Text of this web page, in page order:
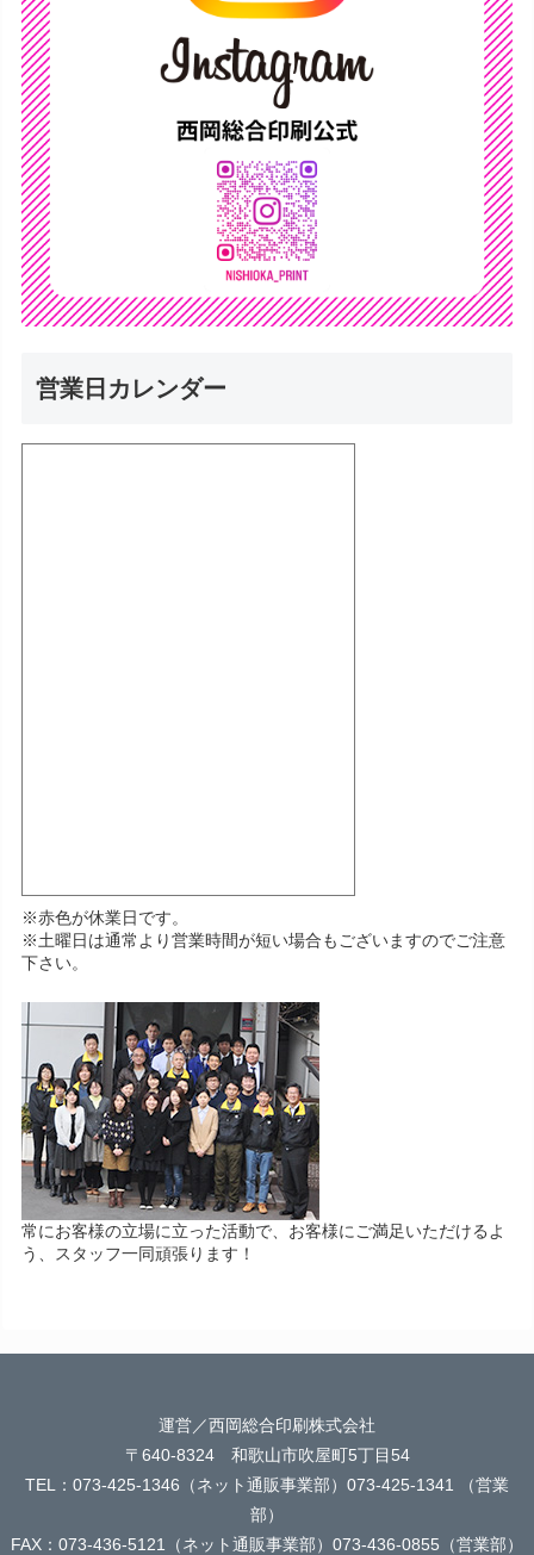
営業日カレンダー
※赤色が休業日です。
※土曜日は通常より営業時間が短い場合もございますのでご注意
下さい。
常にお客様の立場に立った活動で、お客様にご満足いただけるよ
う、スタッフ一同頑張ります！
運営／西岡総合印刷株式会社
〒640-8324 和歌山市吹屋町5丁目54
TEL：073-425-1346（ネット通販事業部）073-425-1341 （営業
部）
FAX：073-436-5121（ネット通販事業部）073-436-0855（営業部）